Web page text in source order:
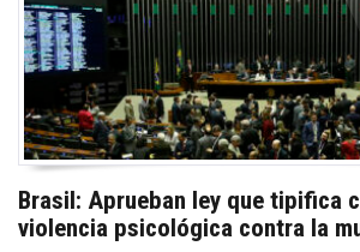
Brasil: Aprueban ley que tipifica
violencia psicológica contra la